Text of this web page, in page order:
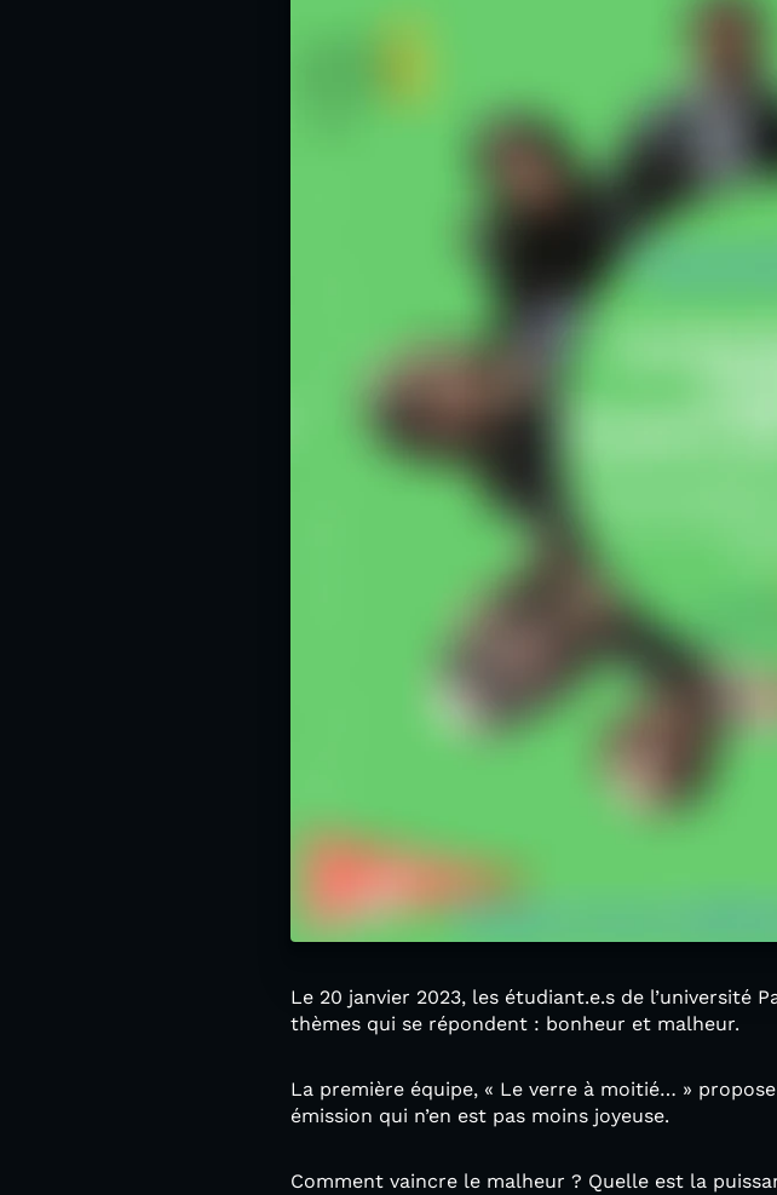
Le 20 janvier 2023, les étudiant.e.s de l’université
thèmes qui se répondent : bonheur et malheur.
La première équipe, « Le verre à moitié… »
émission qui n’en est pas moins joyeuse.
Comment vaincre le malheur ? Quelle est la